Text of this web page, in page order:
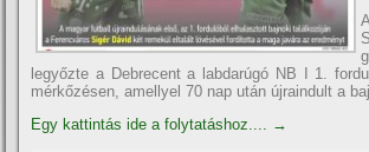
legyőzte a Debrecent a labdarúgó NB I 1.
mérkőzésen, amellyel 70 nap után újraindult a
Egy kattintás ide a folytatáshoz.... →